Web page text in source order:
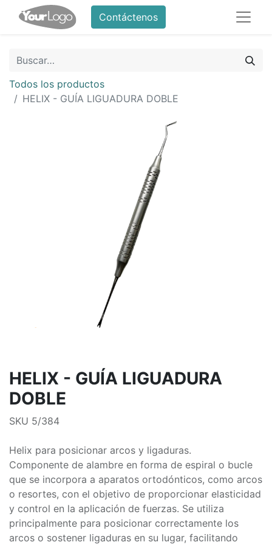
Contáctenos
Todos los productos
HELIX - GUÍA LIGUADURA DOBLE
HELIX - GUÍA LIGUADURA
DOBLE
SKU 5/384
Helix para posicionar arcos y ligaduras.
Componente de alambre en forma de espiral o bucle
que se incorpora a aparatos ortodónticos, como arcos
o resortes, con el objetivo de proporcionar elasticidad
y control en la aplicación de fuerzas. Se utiliza
principalmente para posicionar correctamente los
arcos o sostener ligaduras en su lugar, facilitando